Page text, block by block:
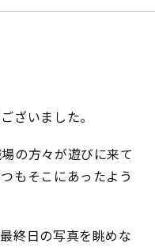
ざいました。
の方々が遊びに来て
もそこにあったよう
終日の写真を眺めな